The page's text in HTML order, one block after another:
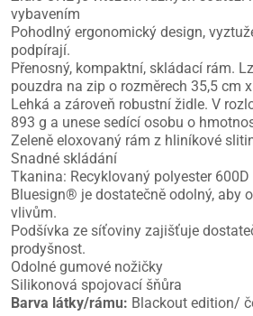
vybavením
Pohodlný ergonomický design,
podpírají.
Přenosný, kompaktní, skládací rám.
pouzdra na zip o rozměrech 35,5 cm
Lehká a zároveň robustní židle. V
893 g a unese sedící osobu o
Zeleně eloxovaný rám z hliníkové
Snadné skládání
Tkanina: Recyklovaný polyester
Bluesign® je dostatečně odolný, aby
vlivům.
Podšívka ze síťoviny zajišťuje
prodyšnost.
Odolné gumové nožičky
Silikonová spojovací šňůra
Barva látky/rámu: Blackout edition/